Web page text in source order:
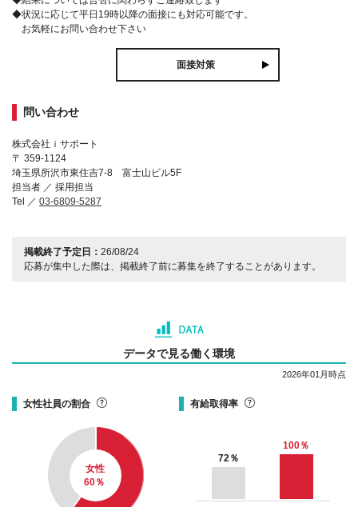
◆状況に応じて平日19時以降の面接にも対応可能です。
お気軽にお問い合わせ下さい
面接対策
問い合わせ
株式会社ｉサポート
〒 359-1124
埼玉県所沢市東住吉7-8 富士山ビル5F
担当者 ／ 採用担当
Tel ／ 03-6809-5287
掲載終了予定日： 26/08/24
応募が集中した際は、掲載終了前に募集を終了することがあります。
データで見る働く環境
2026年01月時点
女性社員の割合
女性
60％
有給取得率
72％
100％